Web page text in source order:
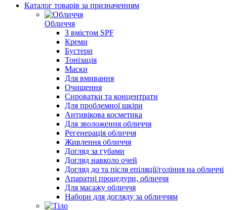
Каталог товарів за призначенням
Обличчя
З вмістом SPF
Креми
Бустери
Тонізація
Маски
Для вмивання
Очищення
Сироватки та концентрати
Для проблемної шкіри
Антивікова косметика
Для зволоження обличчя
Регенерація обличчя
Живлення обличчя
Догляд за губами
Догляд навколо очей
Догляд до та після епіляції/гоління на обличчі
Апаратні процедури, обличчя
Для масажу обличчя
Набори для догляду за обличчям